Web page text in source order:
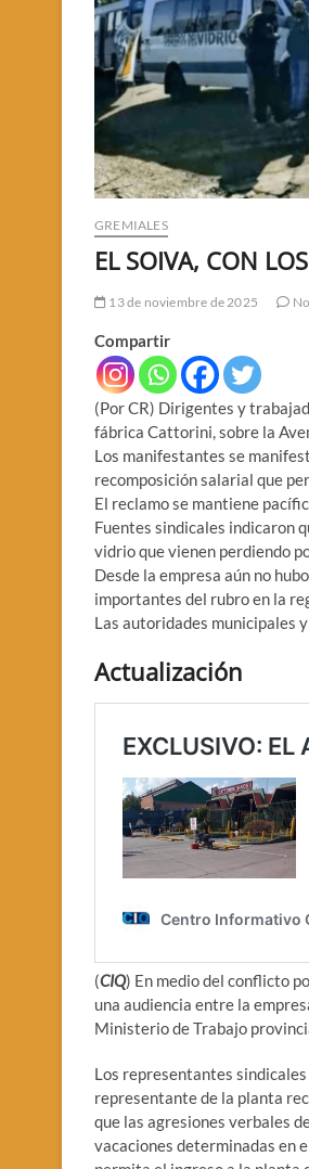
GREMIALES
EL SOIVA, CON
13 de noviembre de 2025
Compartir
(Por CR) Dirigentes y
fábrica Cattorini, sobre la
Los manifestantes se
recomposición salarial que
El reclamo se mantiene
Fuentes sindicales indicaron
vidrio que vienen perdiendo
Desde la empresa aún no
importantes del rubro en la
Las autoridades municipales
Actualización
(CIQ) En medio del conflicto
una audiencia entre la
Ministerio de Trabajo
Los representantes
representante de la planta
que las agresiones verbales
vacaciones determinadas en